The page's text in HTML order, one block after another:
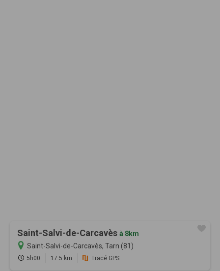
Saint-Salvi-de-Carcavès à 8km
Saint-Salvi-de-Carcavès, Tarn (81)
5h00 17.5 km Tracé GPS